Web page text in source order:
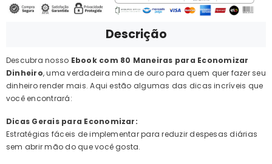
Descrição
Descubra nosso Ebook com 80 Maneiras para Economizar
Dinheiro, uma verdadeira mina de ouro para quem quer fazer seu
dinheiro render mais. Aqui estão algumas das dicas incríveis que
você encontrará:
Dicas Gerais para Economizar:
Estratégias fáceis de implementar para reduzir despesas diárias
sem abrir mão do que você gosta.